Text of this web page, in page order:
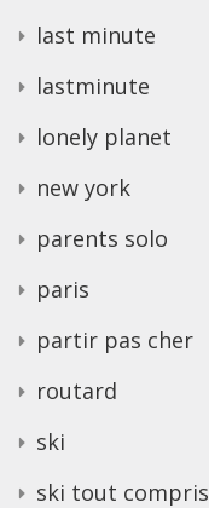
last minute
lastminute
lonely planet
new york
parents solo
paris
partir pas cher
routard
ski
ski tout compris